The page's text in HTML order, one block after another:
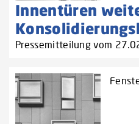
Innentüren
Pressemitteilung vom